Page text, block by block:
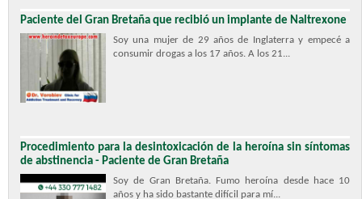
Paciente del Gran Bretaña que recibió un implante de Naltrexone
Soy una mujer de 29 años de Inglaterra y empecé a
consumir drogas a los 17 años. A los 21...
Procedimiento para la desintoxicación de la heroína sin síntomas
de abstinencia - Paciente de Gran Bretaña
Soy de Gran Bretaña. Fumo heroína desde hace 10
años y ha sido bastante difícil para mí...